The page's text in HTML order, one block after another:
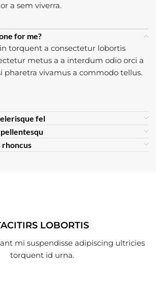
a sem viverra.
for me?
torquent a consectetur lobortis
metus a a interdum odio orci a
pharetra vivamus a commodo tellus.
fel
rhoncus
LOBORTIS
mi suspendisse adipiscing ultricies
torquent id urna.